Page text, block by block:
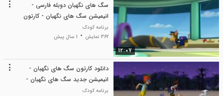
12:07
سگ های نگهبان دوبله فارسی -
انیمیشن سگ های نگهبان - کارتون
سگ های نگهبان
برنامه کودک
362 نمایش
1 سال پیش
دانلود کارتون سگ های نگهبان -
انیمیشن جدید سگ های نگهبان -
کارتون سگ نگهبان
برنامه کودک